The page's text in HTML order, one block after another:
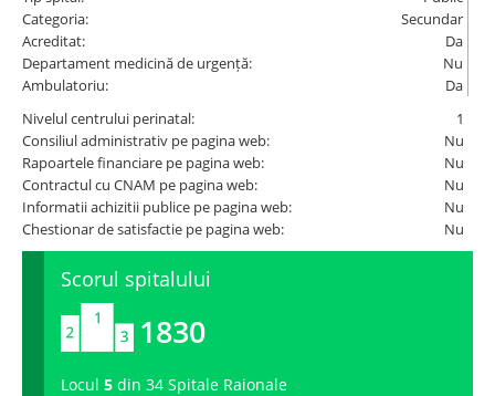
Centrul PAS
Școala E-Sănătate
SanoTeca
Categoria:
Secundar
Acreditat:
Da
Departament medicină de urgență:
Nu
Ambulatoriu:
Da
Nivelul centrului perinatal:
1
Consiliul administrativ pe pagina web:
Nu
Rapoartele financiare pe pagina web:
Nu
Contractul cu CNAM pe pagina web:
Nu
Informatii achizitii publice pe pagina web:
Nu
Chestionar de satisfactie pe pagina web:
Nu
Scorul spitalului
1830
Locul 5 din 34 Spitale Raionale